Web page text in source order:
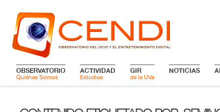
OBSERVATORIO
Quiénes Somos
ACTIVIDAD
Estudios
GIR
de la UVa
NOTICIAS